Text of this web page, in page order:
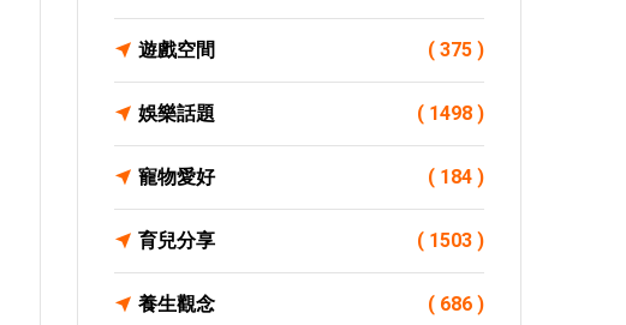
遊戲空間 ( 375 )
娛樂話題 ( 1498 )
寵物愛好 ( 184 )
育兒分享 ( 1503 )
養生觀念 ( 686 )